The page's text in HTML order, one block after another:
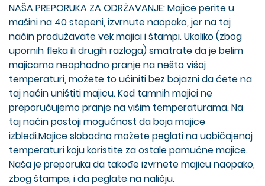
NAŠA PREPORUKA ZA ODRŽAVANJE: Majice perite u
mašini na 40 stepeni, izvrnute naopako, jer na taj
način produžavate vek majici i štampi. Ukoliko (zbog
upornih fleka ili drugih razloga) smatrate da je belim
majicama neophodno pranje na nešto višoj
temperaturi, možete to učiniti bez bojazni da ćete na
taj način uništiti majicu. Kod tamnih majici ne
preporučujemo pranje na višim temperaturama. Na
taj način postoji mogućnost da boja majice
izbledi.Majice slobodno možete peglati na uobičajenoj
temperaturi koju koristite za ostale pamučne majice.
Naša je preporuka da takođe izvrnete majicu naopako,
zbog štampe, i da peglate na naličju.